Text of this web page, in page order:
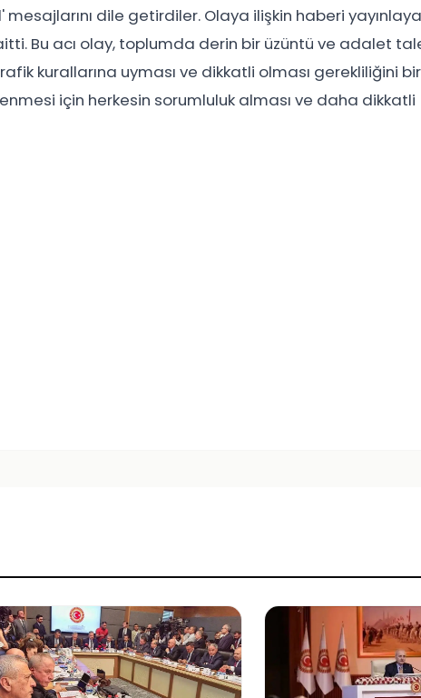
dile getirdiler. Olaya ilişkin haberi
Bu acı olay, toplumda derin bir üzüntü ve adalet
kurallarına uyması ve dikkatli olması gerekliliğini bir
için herkesin sorumluluk alması ve daha dikkatli